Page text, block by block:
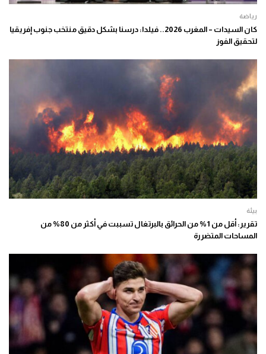
رياضة
كان السيدات – المغرب 2026.. فيلدا: درسنا بشكل دقيق منتخب جنوب إفريقيا
لتحقيق الفوز
بيئة
تقرير: أقل من 1% من الحرائق بالبرتغال تسببت في أكثر من 80% من
المساحات المتضررة